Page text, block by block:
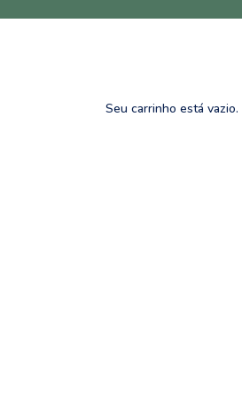
Seu carrinho está vazio.